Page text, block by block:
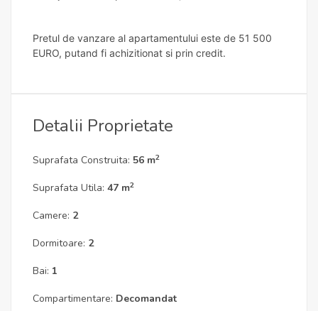
Pretul de vanzare al apartamentului este de 51 500
EURO, putand fi achizitionat si prin credit.
Detalii Proprietate
Suprafata Construita: 56 m2
Suprafata Utila: 47 m2
Camere: 2
Dormitoare: 2
Bai: 1
Compartimentare: Decomandat